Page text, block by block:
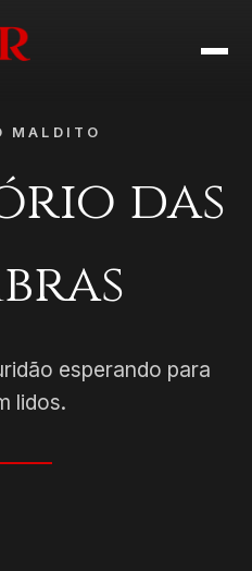
MALDITO
das
esperando para
lidos.